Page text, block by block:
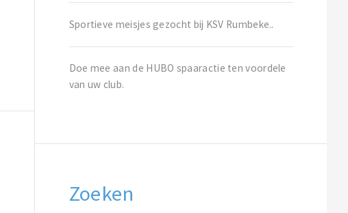
Sportieve meisjes gezocht bij KSV Rumbeke..
Doe mee aan de HUBO spaaractie ten voordele
van uw club.
Zoeken